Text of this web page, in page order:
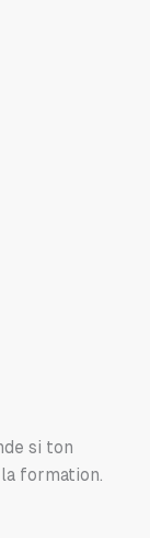
si ton
formation.